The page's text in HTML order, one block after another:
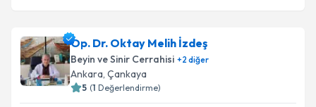
Op. Dr. Oktay Melih İzdeş
Beyin ve Sinir Cerrahisi +2 diğer
Ankara, Çankaya
5 (1 Değerlendirme)